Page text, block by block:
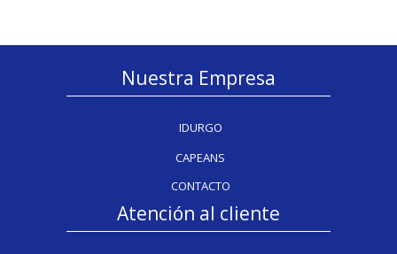
Nuestra Empresa
IDURGO
CAPEANS
CONTACTO
Atención al cliente